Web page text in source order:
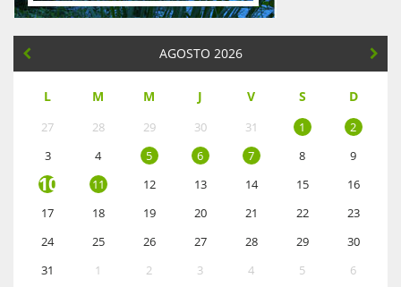
AGOSTO 2026
L M M J V S D
27 28 29 30 31 1
2
3
4 5 6 7 8 9
10 11 12 13 14 15
16
17
18 19 20 21 22
23
24
25 26 27 28 29
30
31
1 2 3 4 5 6